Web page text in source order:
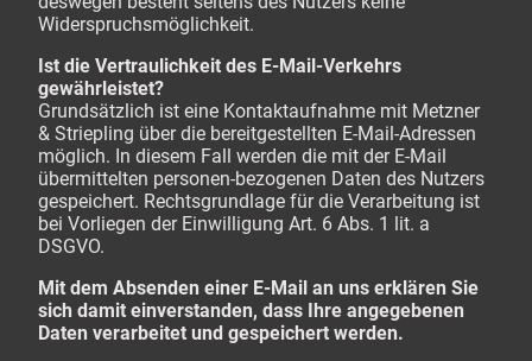
Widerspruchsmöglichkeit.
Ist die Vertraulichkeit des E-Mail-Verkehrs
gewährleistet?
Grundsätzlich ist eine Kontaktaufnahme mit Metzner
& Striepling über die bereitgestellten E-Mail-Adressen
möglich. In diesem Fall werden die mit der E-Mail
übermittelten personen-bezogenen Daten des Nutzers
gespeichert. Rechtsgrundlage für die Verarbeitung ist
bei Vorliegen der Einwilligung Art. 6 Abs. 1 lit. a
DSGVO.
Mit dem Absenden einer E-Mail an uns erklären Sie
sich damit einverstanden, dass Ihre angegebenen
Daten verarbeitet und gespeichert werden.